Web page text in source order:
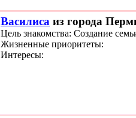
Василиса из города
Цель знакомства: Создание
Жизненные приоритеты:
Интересы: